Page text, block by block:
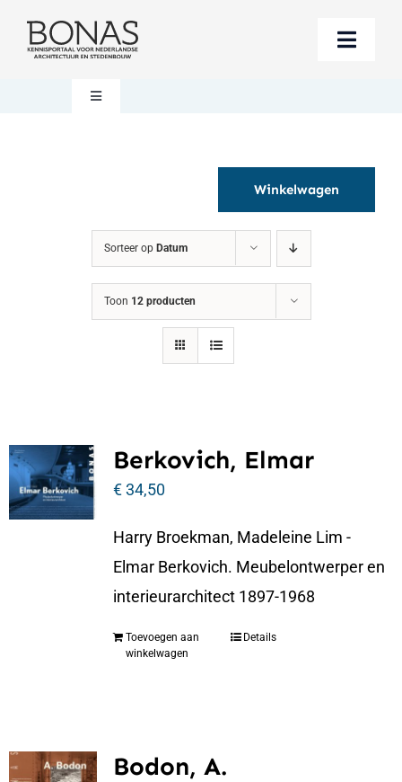
naar
Toggle
Berichten
Steun BONAS
Toggle
Winkelwagen
Sorteer op Datum
Toon 12 producten
Berkovich, Elmar
€34,50
Harry Broekman, Madeleine Lim -
Elmar Berkovich. Meubelontwerper en
interieurarchitect 1897-1968
Toevoegen aan
winkelwagen
Details
Bodon, A.